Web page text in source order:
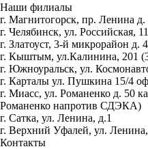
Наши филиалы
г. Магнитогорск, пр. Ленина
г. Челябинск, ул. Российская,
г. Златоуст, 3-й микрорайон д.
г. Кыштым, ул.Калинина, 201
г. Южноуральск, ул.
г. Карталы ул. Пушкина 15/4
г. Миасс, ул. Романенко д. 50
Романенко напротив СДЭКА)
г. Сатка, ул. Ленина, д.1
г. Верхний Уфалей, ул.
Контакты